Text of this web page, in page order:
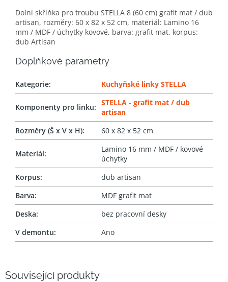
Související produkty
Dolní skříňka pro troubu STELLA 8 (60 cm) grafit mat / dub
artisan, rozměry: 60 x 82 x 52 cm, materiál: Lamino 16
mm / MDF / úchytky kovové, barva: grafit mat, korpus:
dub Artisan
Doplňkové parametry
Kategorie: Kuchyňské linky STELLA
Komponenty pro linku: STELLA - grafit mat / dub
artisan
Rozměry (Š x V x H): 60 x 82 x 52 cm
Materiál:
Lamino 16 mm / MDF / kovové
úchytky
Korpus:
dub artisan
Barva:
MDF grafit mat
Deska:
bez pracovní desky
V demontu: Ano